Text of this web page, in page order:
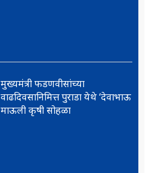
मुख्यमंत्री फडणवीसांच्या
वाढदिवसानिमित्त पुराडा येथे ‘देवाभाऊ
माऊली कृषी सोहळा